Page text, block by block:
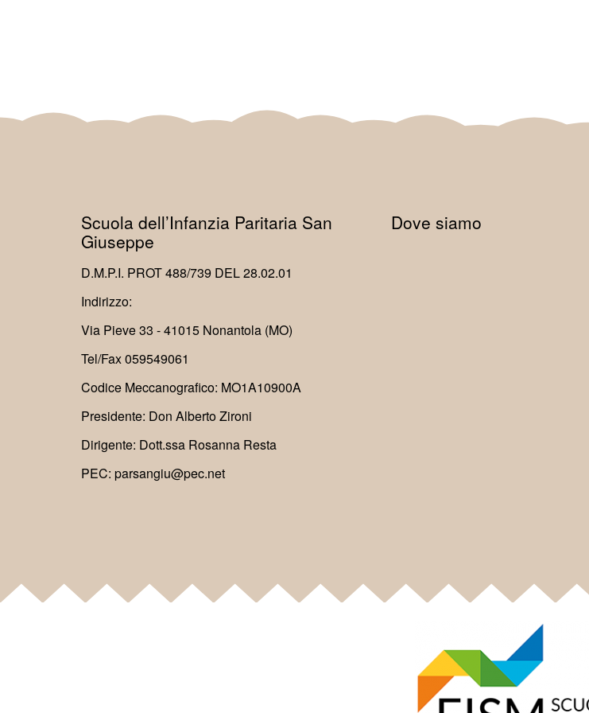
Scuola dell’Infanzia Paritaria San
Giuseppe
D.M.P.I. PROT 488/739 DEL 28.02.01
Indirizzo:
Via Pieve 33 - 41015 Nonantola (MO)
Tel/Fax 059549061
Codice Meccanografico: MO1A10900A
Presidente: Don Alberto Zironi
Dirigente: Dott.ssa Rosanna Resta
PEC: parsangiu@pec.net
Dove siamo